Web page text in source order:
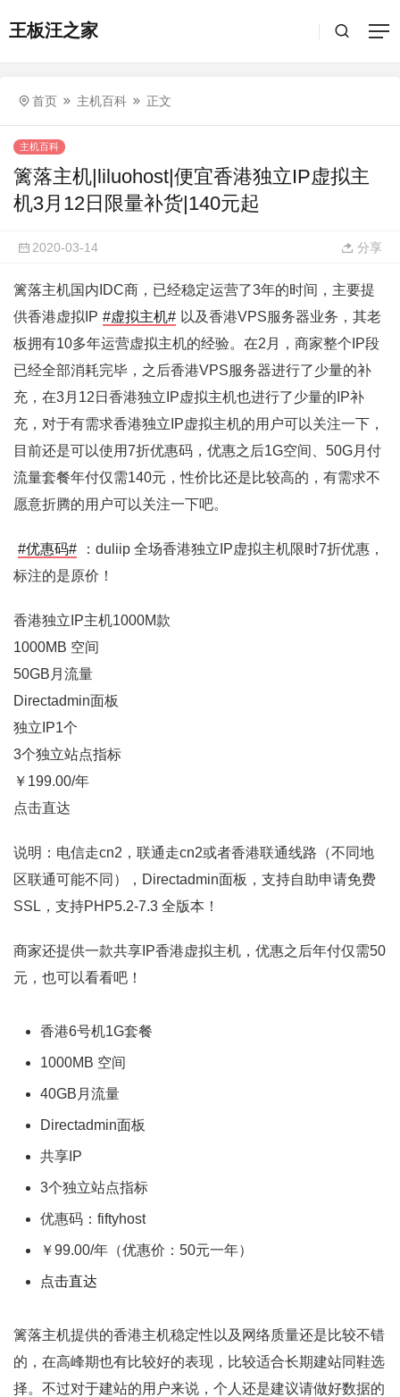
王板汪之家
首页 主机百科 正文
主机百科
篱落主机|liluohost|便宜香港独立IP虚拟主
机3月12日限量补货|140元起
2020-03-14 分享
篱落主机国内IDC商，已经稳定运营了3年的时间，主要提
供香港虚拟IP #虚拟主机# 以及香港VPS服务器业务，其老
板拥有10多年运营虚拟主机的经验。在2月，商家整个IP段
已经全部消耗完毕，之后香港VPS服务器进行了少量的补
充，在3月12日香港独立IP虚拟主机也进行了少量的IP补
充，对于有需求香港独立IP虚拟主机的用户可以关注一下，
目前还是可以使用7折优惠码，优惠之后1G空间、50G月付
流量套餐年付仅需140元，性价比还是比较高的，有需求不
愿意折腾的用户可以关注一下吧。
#优惠码#
：duliip 全场香港独立IP虚拟主机限时7折优惠，
标注的是原价！
香港独立IP主机1000M款
1000MB 空间
50GB月流量
Directadmin面板
独立IP1个
3个独立站点指标
￥199.00/年
点击直达
说明：电信走cn2，联通走cn2或者香港联通线路（不同地
区联通可能不同），Directadmin面板，支持自助申请免费
SSL，支持PHP5.2-7.3 全版本！
商家还提供一款共享IP香港虚拟主机，优惠之后年付仅需50
元，也可以看看吧！
香港6号机1G套餐
1000MB 空间
40GB月流量
Directadmin面板
共享IP
3个独立站点指标
优惠码：fiftyhost
￥99.00/年（优惠价：50元一年）
点击直达
篱落主机提供的香港主机稳定性以及网络质量还是比较不错
的，在高峰期也有比较好的表现，比较适合长期建站同鞋选
择。不过对于建站的用户来说，个人还是建议请做好数据的